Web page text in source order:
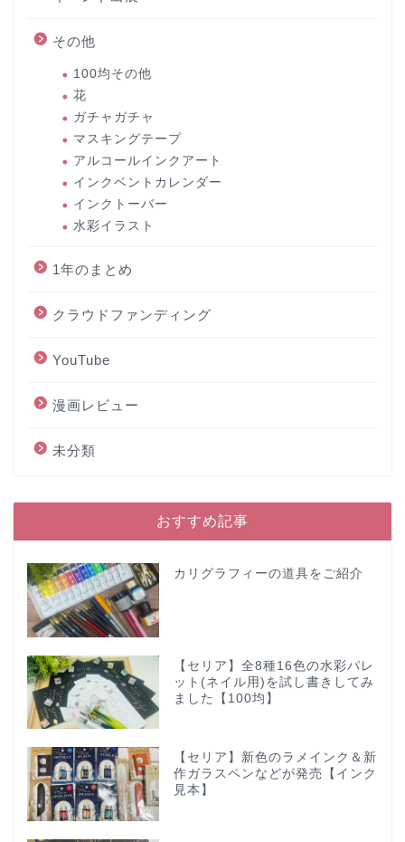
その他
100均その他
花
ガチャガチャ
マスキングテープ
アルコールインクアート
インクベントカレンダー
インクトーバー
水彩イラスト
1年のまとめ
クラウドファンディング
YouTube
漫画レビュー
未分類
おすすめ記事
カリグラフィーの道具をご紹介
【セリア】全8種16色の水彩パレ
ット(ネイル用)を試し書きしてみ
ました【100均】
【セリア】新色のラメインク＆新
作ガラスペンなどが発売【インク
見本】